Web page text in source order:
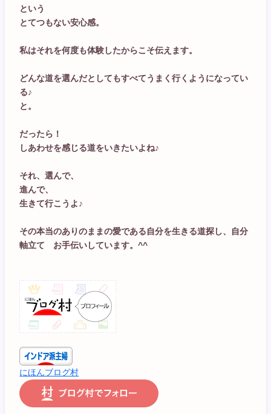
という
とてつもない安心感。
私はそれを何度も体験したからこそ伝えます。
どんな道を選んだとしてもすべてうまく行くようになってい
る♪
と。
だったら！
しあわせを感じる道をいきたいよね♪
それ、選んで、
進んで、
生きて行こうよ♪
その本当のありのままの愛である自分を生きる道探し、自分
軸立て お手伝いしています。^^
にほんブログ村